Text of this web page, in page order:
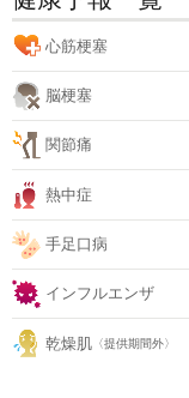
心筋梗塞
脳梗塞
関節痛
熱中症
手足口病
インフルエンザ
乾燥肌 〈提供期間外〉